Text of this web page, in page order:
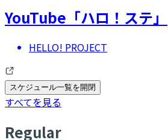
YouTube「ハロ！ステ」
HELLO! PROJECT
スケジュール一覧を開閉
すべてを見る
Regular